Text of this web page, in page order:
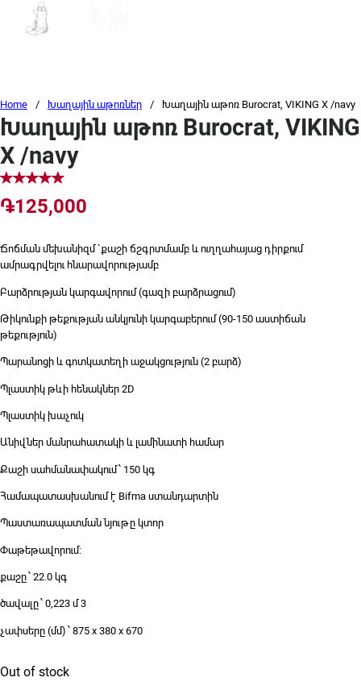
Home / Խաղային աթոռներ / Խաղային աթոռ Burocrat, VIKING X /navy
Խաղային աթոռ Burocrat, VIKING
X /navy
֏125,000
Ճոճման մեխանիզմ `քաշի ճշգրտմամբ և ուղղահայաց դիրքում
ամրագրվելու հնարավորությամբ
Բարձրության կարգավորում (գազի բարձրացում)
Թիկունքի թեքության անկյունի կարգաբերում (90-150 աստիճան
թեքություն)
Պարանոցի և գոտկատեղի աջակցություն (2 բարձ)
Պլաստիկ թևի հենակներ 2D
Պլաստիկ խաչուկ
Անիվներ մանրահատակի և լամինատի համար
Քաշի սահմանափակում ՝ 150 կգ
Համապատասխանում է Bifma ստանդարտին
Պաստառապատման նյութը կտոր
Փաթեթավորում:
քաշը ՝ 22.0 կգ
ծավալը ՝ 0,223 մ 3
չափսերը (մմ) ՝ 875 x 380 x 670
Out of stock